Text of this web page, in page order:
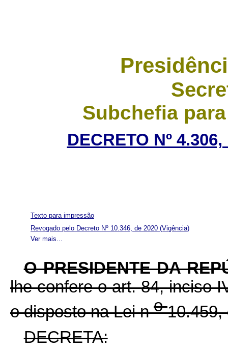
Subchefia
DECRETO Nº
Ver mais...
Texto para impressão
Revogado pelo Decreto Nº 10.346, de 2020 (Vigência)
O PRESIDENTE DA
lhe confere o art. 84, inciso
o disposto na Lei no10.459,
DECRETA: